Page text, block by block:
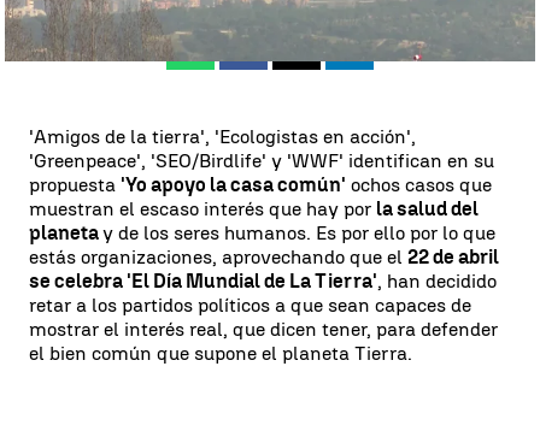
WhatsappFacebook
X Linkedin
'Amigos de la tierra', 'Ecologistas en acción',
'Greenpeace', 'SEO/Birdlife' y 'WWF' identifican en su
propuesta 'Yo apoyo la casa común' ochos casos que
muestran el escaso interés que hay por la salud del
planetay de los seres humanos. Es por ello por lo que
estás organizaciones, aprovechando que el 22 de abril
se celebra 'El Día Mundial de La Tierra', han decidido
retar a los partidos políticos a que sean capaces de
mostrar el interés real, que dicen tener, para defender
el bien común que supone el planeta Tierra.